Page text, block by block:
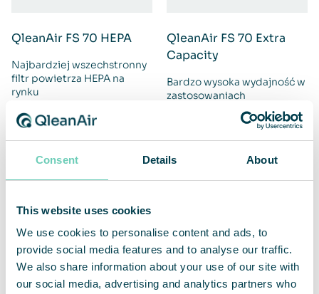
Consent Details About
This website uses cookies
We use cookies to personalise content and ads, to
provide social media features and to analyse our traffic.
We also share information about your use of our site with
our social media, advertising and analytics partners who
QleanAir FS 70 HEPA
Najbardziej wszechstronny
filtr powietrza HEPA na
rynku
QleanAir FS 70 Extra
Capacity
Bardzo wysoka wydajność w
zastosowaniach